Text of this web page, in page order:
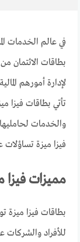
في عالم الخدمات
بطاقات الائتمان
لإدارة أمورهم
تأتي بطاقات فيزا
والخدمات
فيزا ميزة
مميزات فيزا
بطاقات فيزا ميزة
للأفراد